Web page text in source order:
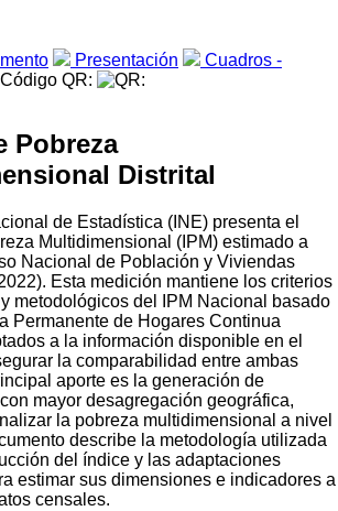
Presentación
Cuadros -
Código QR:
Pobreza
Distrital
de Estadística (INE) presenta el
Multidimensional (IPM) estimado a
Nacional de Población y Viviendas
Esta medición mantiene los criterios
metodológicos del IPM Nacional basado
Permanente de Hogares Continua
a la información disponible en el
la comparabilidad entre ambas
aporte es la generación de
mayor desagregación geográfica,
la pobreza multidimensional a nivel
describe la metodología utilizada
del índice y las adaptaciones
estimar sus dimensiones e indicadores a
censales.